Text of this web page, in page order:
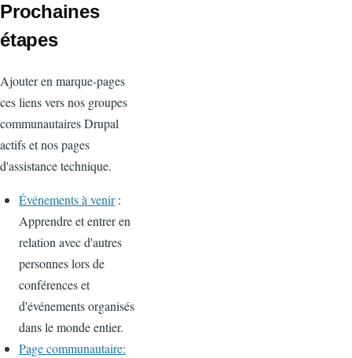
Prochaines
étapes
Ajouter en marque-pages
ces liens vers nos groupes
communautaires Drupal
actifs et nos pages
d'assistance technique.
Événements à venir:
Apprendre et entrer en
relation avec d'autres
personnes lors de
conférences et
d'événements organisés
dans le monde entier.
Page communautaire: